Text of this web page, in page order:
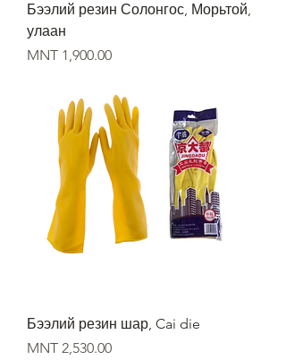
Бээлий резин Солонгос, Морьтой,
улаан
Price
MNT 1,900.00
Бээлий резин шар, Cai die
Price
MNT 2,530.00